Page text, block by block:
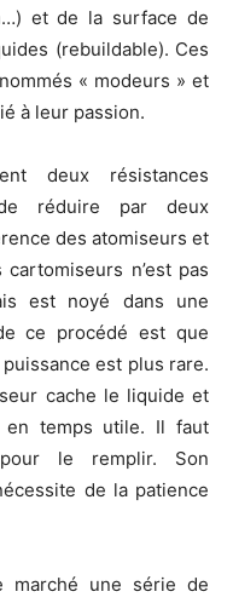
et de la surface de
(rebuildable). Ces
« modeurs » et
à leur passion.
deux résistances
réduire par deux
des atomiseurs et
n’est pas
est noyé dans une
ce procédé est que
est plus rare.
cache le liquide et
temps utile. Il faut
le remplir. Son
de la patience
marché une série de